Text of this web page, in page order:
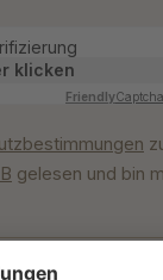
klicken
Friendly
gelesen und bin